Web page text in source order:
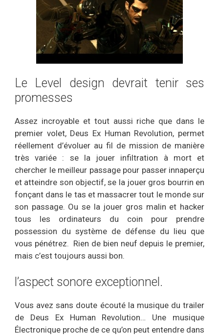
Le Level design devrait tenir ses
promesses
Assez incroyable et tout aussi riche que dans le
premier volet, Deus Ex Human Revolution, permet
réellement d’évoluer au fil de mission de manière
très variée : se la jouer infiltration à mort et
chercher le meilleur passage pour passer innaperçu
et atteindre son objectif, se la jouer gros bourrin en
fonçant dans le tas et massacrer tout le monde sur
son passage. Ou se la jouer gros malin et hacker
tous les ordinateurs du coin pour prendre
possession du système de défense du lieu que
vous pénétrez. Rien de bien neuf depuis le premier,
mais c’est toujours aussi bon.
l’aspect sonore exceptionnel.
Vous avez sans doute écouté la musique du trailer
de Deus Ex Human Revolution… Une musique
Électronique proche de ce qu’on peut entendre dans